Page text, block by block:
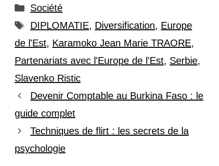
Catégories
Société
Étiquettes
DIPLOMATIE, Diversification, Europe
de l'Est, Karamoko Jean Marie TRAORE,
Partenariats avec l'Europe de l'Est, Serbie,
Slavenko Ristic
Devenir Comptable au Burkina Faso : le
guide complet
Techniques de flirt : les secrets de la
psychologie